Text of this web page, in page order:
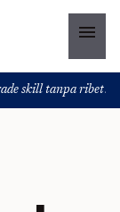
menu
skill tanpa ribet?